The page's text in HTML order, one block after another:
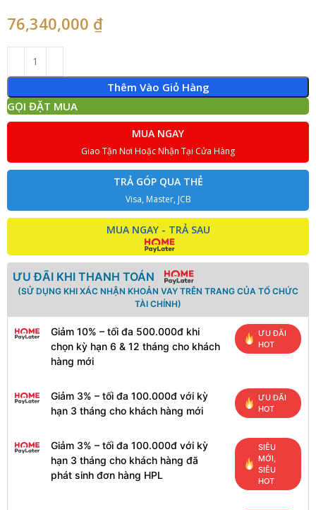
76,340,000 ₫
Thêm Vào Giỏ Hàng
GỌI ĐẶT MUA
MUA NGAY
Giao Tận Nơi Hoặc Nhận Tại Cửa Hàng
TRẢ GÓP QUA THẺ
Visa, Master, JCB
MUA NGAY - TRẢ SAU
ƯU ĐÃI KHI THANH TOÁN
(SỬ DỤNG KHI XÁC NHẬN KHOẢN VAY TRÊN TRANG CỦA TỔ CHỨC
TÀI CHÍNH)
Giảm 10% – tối đa 500.000đ khi
chọn kỳ hạn 6 & 12 tháng cho khách
hàng mới
ƯU ĐÃI
HOT
Giảm 3% – tối đa 100.000đ với kỳ
hạn 3 tháng cho khách hàng mới
ƯU ĐÃI
HOT
Giảm 3% – tối đa 100.000đ với kỳ
hạn 3 tháng cho khách hàng đã
phát sinh đơn hàng HPL
SIÊU
MỚI,
SIÊU
HOT